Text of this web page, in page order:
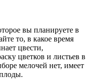
вы планируете в
то, в какое время
цвести,
цветков и листьев в
мелочей нет, имеет